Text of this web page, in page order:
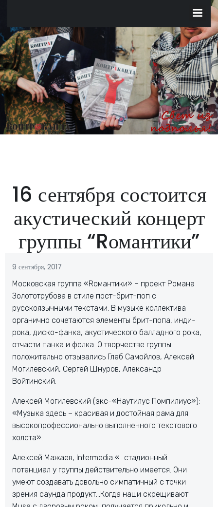
содержимому
16 сентября состоится
акустический концерт
группы “Rомантики”
9 сентября, 2017
Московская группа «Rомантики» – проект Романа
Золототрубова в стиле пост-брит-поп с
русскоязычными текстами. В музыке коллектива
органично сочетаются элементы брит-попа, инди-
рока, диско-фанка, акустического балладного рока,
отчасти панка и фолка. О творчестве группы
положительно отзывались Глеб Самойлов, Алексей
Могилевский, Сергей Шнуров, Александр
Войтинский.
Алексей Могилевский (экс-«Наутилус Помпилиус»):
«Музыка здесь – красивая и достойная рама для
высокопрофессионально выполненного текстового
холста».
Алексей Мажаев, Intermedia «…стадионный
потенциал у группы действительно имеется. Они
умеют создавать довольно симпатичный с точки
зрения саунда продукт…Когда наши скрещивают